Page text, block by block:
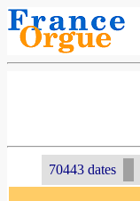
70443 dates